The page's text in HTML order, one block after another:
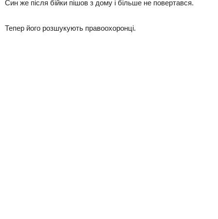
Син же після бійки пішов з дому і більше не повертався.
Тепер його розшукують правоохоронці.